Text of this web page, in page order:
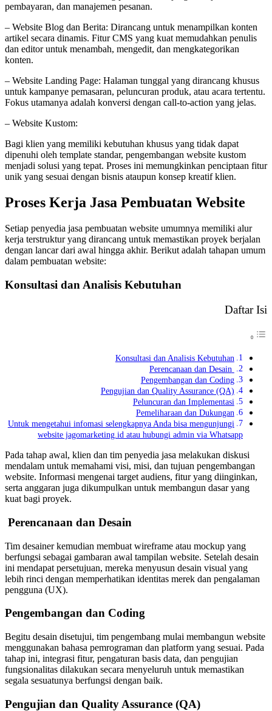
pembayaran, dan manajemen pesanan.
– Website Blog dan Berita: Dirancang untuk menampilkan konten
artikel secara dinamis. Fitur CMS yang kuat memudahkan penulis
dan editor untuk menambah, mengedit, dan mengkategorikan
konten.
– Website Landing Page: Halaman tunggal yang dirancang khusus
untuk kampanye pemasaran, peluncuran produk, atau acara tertentu.
Fokus utamanya adalah konversi dengan call-to-action yang jelas.
– Website Kustom:
Bagi klien yang memiliki kebutuhan khusus yang tidak dapat
dipenuhi oleh template standar, pengembangan website kustom
menjadi solusi yang tepat. Proses ini memungkinkan penciptaan fitur
unik yang sesuai dengan bisnis ataupun konsep kreatif klien.
Proses Kerja Jasa Pembuatan Website
Setiap penyedia jasa pembuatan website umumnya memiliki alur
kerja terstruktur yang dirancang untuk memastikan proyek berjalan
dengan lancar dari awal hingga akhir. Berikut adalah tahapan umum
dalam pembuatan website:
Konsultasi dan Analisis Kebutuhan
Daftar Isi
Konsultasi dan Analisis Kebutuhan
Pengembangan dan Coding
Pengujian dan Quality Assurance (QA)
Peluncuran dan Implementasi
Pemeliharaan dan Dukungan
Untuk mengetahui infomasi selengkapnya Anda bisa mengunjungi
website jagomarketing.id atau hubungi admin via Whatsapp
Pada tahap awal, klien dan tim penyedia jasa melakukan diskusi
mendalam untuk memahami visi, misi, dan tujuan pengembangan
website. Informasi mengenai target audiens, fitur yang diinginkan,
serta anggaran juga dikumpulkan untuk membangun dasar yang
kuat bagi proyek.
Perencanaan dan Desain
Tim desainer kemudian membuat wireframe atau mockup yang
berfungsi sebagai gambaran awal tampilan website. Setelah desain
ini mendapat persetujuan, mereka menyusun desain visual yang
lebih rinci dengan memperhatikan identitas merek dan pengalaman
pengguna (UX).
Pengembangan dan Coding
Begitu desain disetujui, tim pengembang mulai membangun website
menggunakan bahasa pemrograman dan platform yang sesuai. Pada
tahap ini, integrasi fitur, pengaturan basis data, dan pengujian
fungsionalitas dilakukan secara menyeluruh untuk memastikan
segala sesuatunya berfungsi dengan baik.
Pengujian dan Quality Assurance (QA)